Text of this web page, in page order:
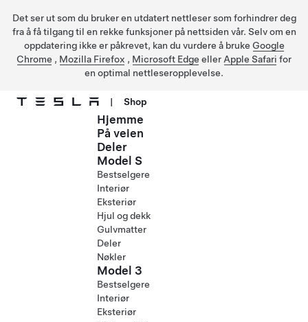
Det ser ut som du bruker en utdatert nettleser som forhindrer deg
fra å få tilgang til en rekke funksjoner på nettsiden vår. Selv om en
oppdatering ikke er påkrevet, kan du vurdere å bruke Google
Chrome , Mozilla Firefox , Microsoft Edge eller Apple Safari for
en optimal nettleseropplevelse.
| Shop
Hjemme
På veien
Deler
Model S
Bestselgere
Interiør
Eksteriør
Hjul og dekk
Gulvmatter
Deler
Nøkler
Model 3
Bestselgere
Interiør
Eksteriør